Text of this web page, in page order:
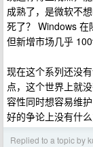
成熟了，是微软不
死了？ Windows 在
但新增市场几乎
现在这个系列还没
点，这个世界上就
容性同时想容易维
好的争论上没有什
Replied to a topic by